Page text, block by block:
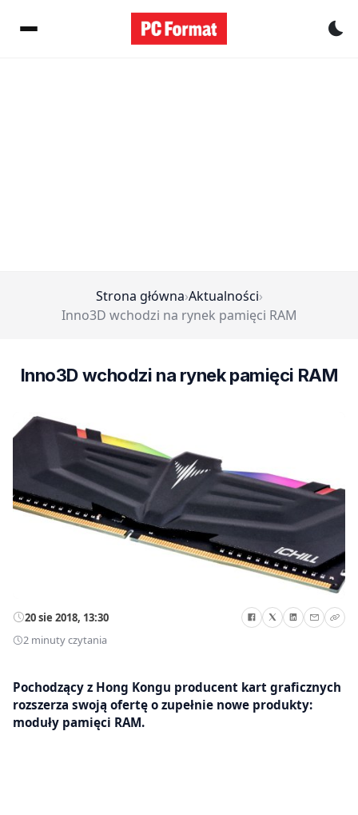
Strona główna›Aktualności›
Inno3D wchodzi na rynek pamięci RAM
Inno3D wchodzi na rynek pamięci RAM
20 sie 2018, 13:30
2 minuty czytania
Pochodzący z Hong Kongu producent kart graficznych
rozszerza swoją ofertę o zupełnie nowe produkty:
moduły pamięci RAM.